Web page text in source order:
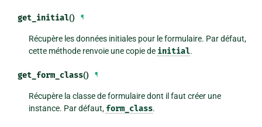
get_initial() ¶
Récupère les données initiales pour le formulaire. Par défaut,
cette méthode renvoie une copie de initial.
get_form_class() ¶
Récupère la classe de formulaire dont il faut créer une
instance. Par défaut, form_class.